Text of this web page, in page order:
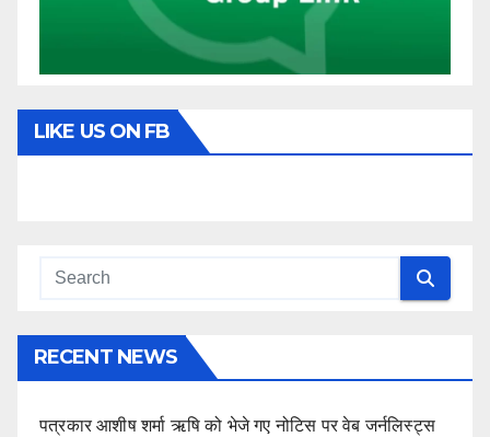
LIKE US ON FB
RECENT NEWS
पत्रकार आशीष शर्मा ऋषि को भेजे गए नोटिस पर वेब जर्नलिस्ट्स